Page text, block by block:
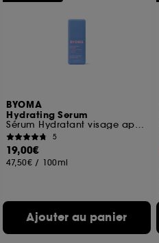
BYOMA
Hydrating Serum
Sérum Hydratant visage apaisant
5
19,00€
47,50€ / 100ml
Ajouter au panier